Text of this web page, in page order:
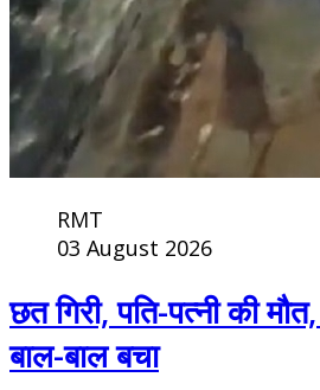
RMT
03 August 2026
छत गिरी, पति-पत्नी की
बाल-बाल बचा